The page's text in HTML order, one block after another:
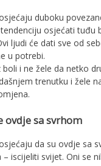
duboku
osjećati tuđu
ljudi će dati sve od
u potrebi.
i ne žele da netko
trenutku i žele
ovdje sa svrhom
da su ovdje sa
iscijeliti svijet. Oni se